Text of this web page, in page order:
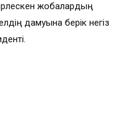
жобалардың
дамуына берік негіз